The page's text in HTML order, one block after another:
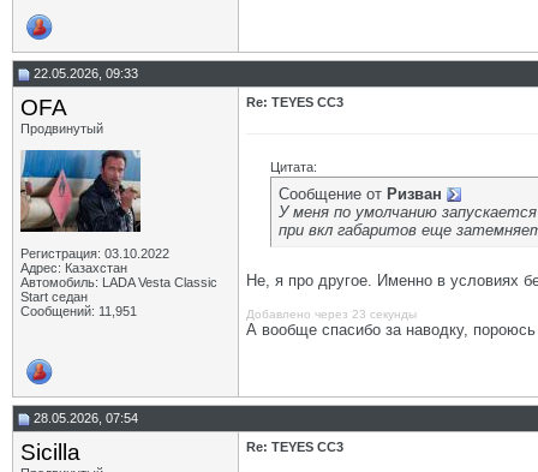
22.05.2026, 09:33
OFA
Продвинутый
Регистрация: 03.10.2022
Адрес: Казахстан
Автомобиль: LADA Vesta Classic
Start седан
Сообщений: 11,951
Re: TEYES CC3
Цитата:
Сообщение от Ризван
У меня по умолчанию
при вкл габаритов еще
Не, я про другое. Именно в условиях
Добавлено через 23 секунды
А вообще спасибо за наводку,
28.05.2026, 07:54
Sicilla Re: TEYES CC3